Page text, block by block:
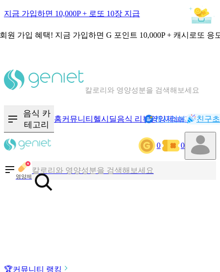
지금 가입하면 10,000P + 로또 10장 지급
원 가입 혜택! 지금 가입하면 G 포인트 10,000P + 캐시로또 응
칼로리와 영양성분을 검색해보세요
음식 카
테고리
홈커뮤니티 헬시딜음식 리뷰영양제NEW기록
캐시리뷰 친구
0 0
영양제
칼로리와 영양성분을 검색해보세요
혈당 · 다이어트 음식 검색해보세요
🏆커뮤니티 랭킹